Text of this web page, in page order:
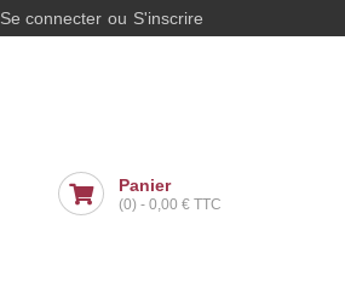
Se connecter ou S'inscrire
Panier
(0) - 0,00 € TTC